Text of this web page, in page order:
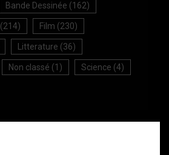
Bande Dessinée (162)
(214) Film (230)
Litterature (36)
Non classé (1) Science (4)